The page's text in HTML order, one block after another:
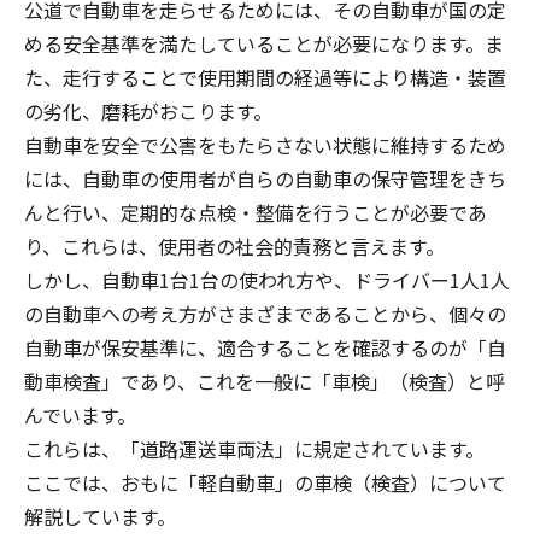
公道で自動車を走らせるためには、その自動車が国の定
める安全基準を満たしていることが必要になります。ま
た、走行することで使用期間の経過等により構造・装置
の劣化、磨耗がおこります。
自動車を安全で公害をもたらさない状態に維持するため
には、自動車の使用者が自らの自動車の保守管理をきち
んと行い、定期的な点検・整備を行うことが必要であ
り、これらは、使用者の社会的責務と言えます。
しかし、自動車1台1台の使われ方や、ドライバー1人1人
の自動車への考え方がさまざまであることから、個々の
自動車が保安基準に、適合することを確認するのが「自
動車検査」であり、これを一般に「車検」（検査）と呼
んでいます。
これらは、「道路運送車両法」に規定されています。
ここでは、おもに「軽自動車」の車検（検査）について
解説しています。